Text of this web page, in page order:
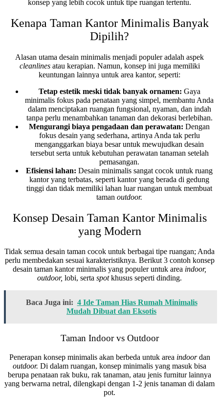
konsep yang lebih cocok untuk tipe ruangan tertentu.
Kenapa Taman Kantor Minimalis Banyak
Dipilih?
Alasan utama desain minimalis menjadi populer adalah aspek
cleanlinesatau kerapian. Namun, konsep ini juga memiliki
keuntungan lainnya untuk area kantor, seperti:
Tetap estetik meski tidak banyak ornamen: Gaya
minimalis fokus pada penataan yang simpel, membantu Anda
dalam menciptakan ruangan fungsional, nyaman, dan indah
tanpa perlu menambahkan tanaman dan dekorasi berlebihan.
Mengurangi biaya pengadaan dan perawatan: Dengan
fokus desain yang sederhana, artinya Anda tak perlu
menganggarkan biaya besar untuk mewujudkan desain
tersebut serta untuk kebutuhan perawatan tanaman setelah
pemasangan.
Efisiensi lahan: Desain minimalis sangat cocok untuk ruang
kantor yang terbatas, seperti kantor yang berada di gedung
tinggi dan tidak memiliki lahan luar ruangan untuk membuat
taman outdoor.
Konsep Desain Taman Kantor Minimalis
yang Modern
Tidak semua desain taman cocok untuk berbagai tipe ruangan; Anda
perlu membedakan sesuai karakteristiknya. Berikut 3 contoh konsep
desain taman kantor minimalis yang populer untuk area indoor,
outdoor, lobi, serta spotkhusus seperti dinding.
Baca Juga ini: 4 Ide Taman Hias Rumah Minimalis
Mudah Dibuat dan Eksotis
Taman Indoor vs Outdoor
Penerapan konsep minimalis akan berbeda untuk area indoordan
outdoor. Di dalam ruangan, konsep minimalis yang masuk bisa
berupa penataan rak buku, rak tanaman, atau jenis furnitur lainnya
yang berwarna netral, dilengkapi dengan 1-2 jenis tanaman di dalam
pot.